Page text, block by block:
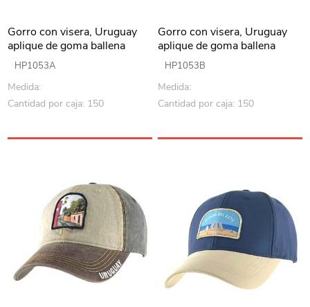
Gorro con visera, Uruguay
aplique de goma ballena
BEIGE, Armoric
HP1053A
Medida:
Cantidad por caja: 150
Gorro con visera, Uruguay
aplique de goma ballena
GRIS, Armoric
HP1053B
Medida:
Cantidad por caja: 150